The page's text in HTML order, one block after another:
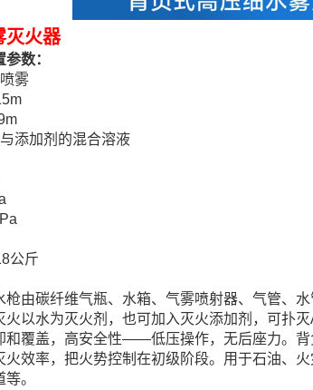
灭火器
数：
雾
距离：≥15m
距离：29m
或水与添加剂的混合溶液
速率：0.4L/s
压力：0.8MPa
：30MPa
公斤
枪由碳纤维气瓶、水箱、气雾喷射器、气管、
以水为灭火剂，也可加入灭火添加剂，可扑灭
覆盖，高安全性——低压操作，无后座力。背
火效率，把火势控制在初级阶段。用于石油、
。